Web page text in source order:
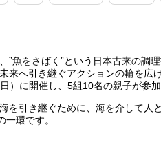
”魚をさばく”という日本古来の調
来へ引き継ぐアクションの輪を広
）に開催し、5組10名の親子が参加
を引き継ぐために、海を介して人
環です。